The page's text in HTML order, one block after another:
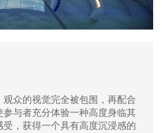
众的视觉完全被包围，再配合
与者充分体验一种高度身临其
，获得一个具有高度沉浸感的